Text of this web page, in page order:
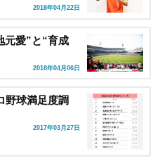
2018年04月22日
元愛”と“育成
2018年04月06日
球満足度調
2017年03月27日